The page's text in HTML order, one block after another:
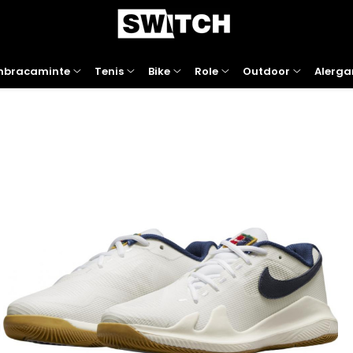
Tenis Bike Role Outdoor